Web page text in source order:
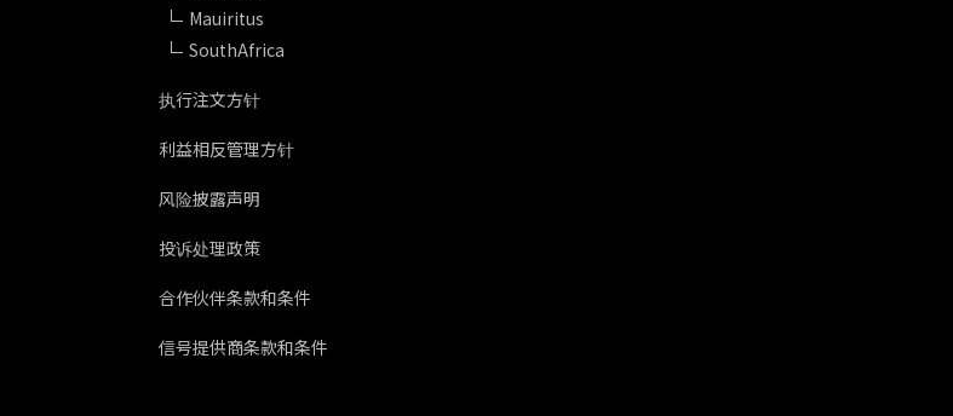
Mauiritus
SouthAfrica
执行注文方针
利益相反管理方针
风险披露声明
投诉处理政策
合作伙伴条款和条件
信号提供商条款和条件